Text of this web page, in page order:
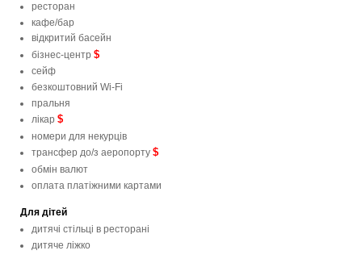
ресторан
кафе/бар
відкритий басейн
бізнес-центр $
сейф
безкоштовний Wi-Fi
пральня
лікар $
номери для некурців
трансфер до/з аеропорту $
обмін валют
оплата платіжними картами
Для дітей
дитячі стільці в ресторані
дитяче ліжко